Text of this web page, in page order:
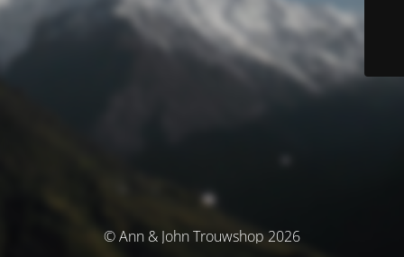
© Ann & John Trouwshop 2026